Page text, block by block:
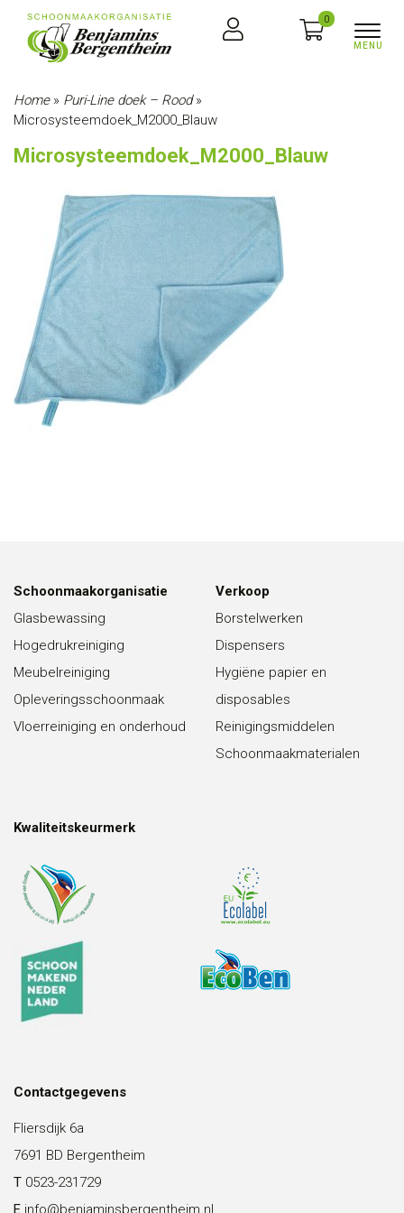
0
Home» Puri-Line doek – Rood»
Microsysteemdoek_M2000_Blauw
Microsysteemdoek_M2000_Blauw
Schoonmaakorganisatie
Glasbewassing
Hogedrukreiniging
Meubelreiniging
Opleveringsschoonmaak
Vloerreiniging en onderhoud
Verkoop
Borstelwerken
Dispensers
Hygiëne papier en
disposables
Reinigingsmiddelen
Schoonmaakmaterialen
Kwaliteitskeurmerk
Contactgegevens
Fliersdijk 6a
7691 BD Bergentheim
T 0523-231729
E info@benjaminsbergentheim.nl